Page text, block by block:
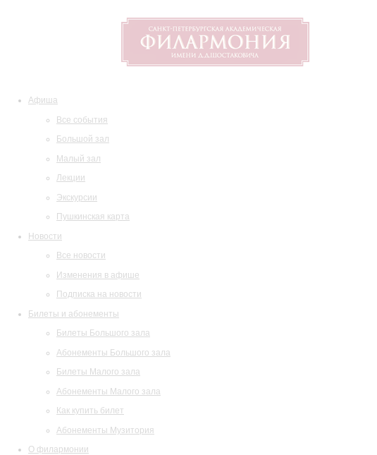
Афиша
Все события
Большой зал
Малый зал
Лекции
Экскурсии
Пушкинская карта
Новости
Все новости
Изменения в афише
Подписка на новости
Билеты и абонементы
Билеты Большого зала
Абонементы Большого зала
Билеты Малого зала
Абонементы Малого зала
Как купить билет
Абонементы Музитория
О филармонии